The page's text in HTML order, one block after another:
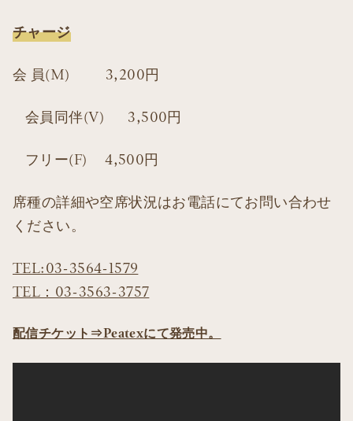
チャージ
会 員(M) 3,200円
会員同伴(V) 3,500円
フリー(F) 4,500円
席種の詳細や空席状況はお電話にてお問い合わせ
ください。
TEL:03-3564-1579
TEL：03-3563-3757
配信チケット⇒Peatexにて発売中。